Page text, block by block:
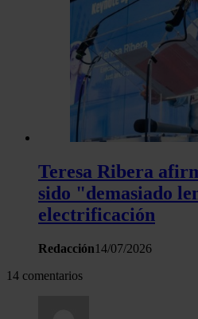
Teresa Ribera
sido "demasiado
electrificación
Redacción14/07/2026
14 comentarios